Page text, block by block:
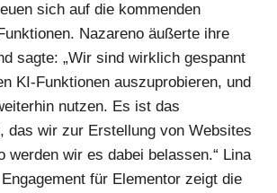
sich auf die kommenden
Nazareno äußerte ihre
sagte: „Wir sind wirklich gespannt
KI-Funktionen auszuprobieren, und
nutzen. Es ist das
das wir zur Erstellung von Websites
werden wir es dabei belassen.“ Lina
für Elementor zeigt die